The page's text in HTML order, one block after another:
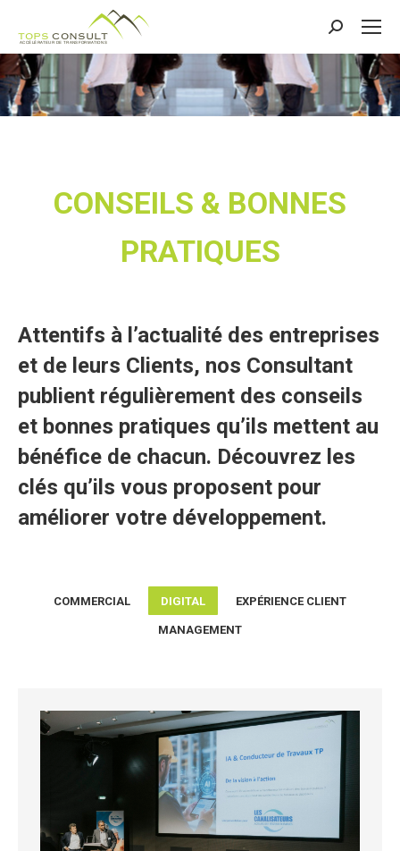
Recherche
:
CONSEILS & BONNES
PRATIQUES
Attentifs à l’actualité des entreprises
et de leurs Clients, nos Consultant
publient régulièrement des conseils
et bonnes pratiques qu’ils mettent au
bénéfice de chacun. Découvrez les
clés qu’ils vous proposent pour
améliorer votre développement.
COMMERCIAL DIGITAL EXPÉRIENCE CLIENT
MANAGEMENT